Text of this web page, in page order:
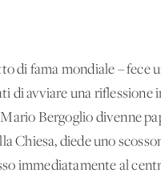
di fama mondiale – fece
di avviare una
Bergoglio divenne
Chiesa, diede uno
immediatamente al